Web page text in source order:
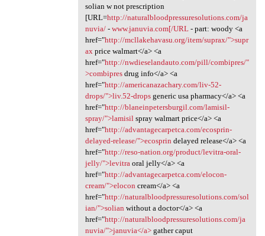
solian w not prescription
[URL=http://naturalbloodpressuresolutions.com/ja
nuvia/- www.januvia.com[/URL- part: woody <a
href="http://mcllakehavasu.org/item/suprax/">supr
ax price walmart</a> <a
href="http://nwdieselandauto.com/pill/combipres/"
>combipresdrug info</a> <a
href="http://americanazachary.com/liv-52-
drops/">liv.52-dropsgeneric usa pharmacy</a> <a
href="http://blaneinpetersburgil.com/lamisil-
spray/">lamisil spray walmart price</a> <a
href="http://advantagecarpetca.com/ecosprin-
delayed-release/">ecosprin delayed release</a> <a
href="http://reso-nation.org/product/levitra-oral-
jelly/">levitra oral jelly</a> <a
href="http://advantagecarpetca.com/elocon-
cream/">elocon cream</a> <a
href="http://naturalbloodpressuresolutions.com/sol
ian/">solian without a doctor</a> <a
href="http://naturalbloodpressuresolutions.com/ja
nuvia/">januvia</a>gather caput